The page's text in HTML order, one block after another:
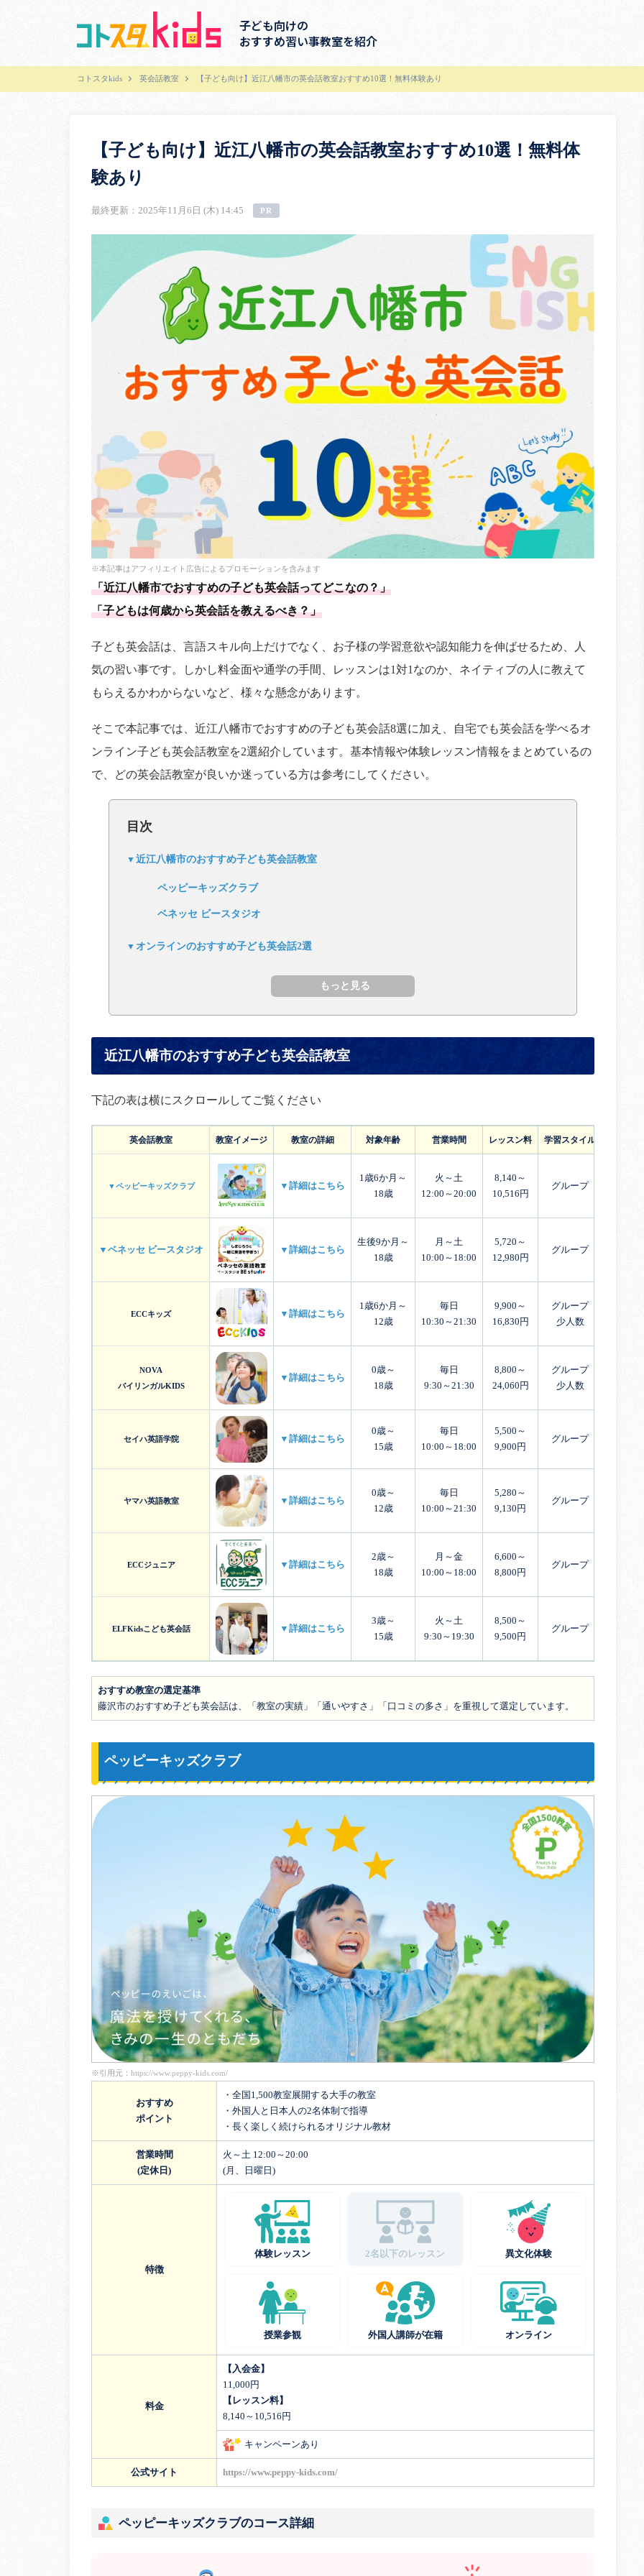
子ども向けの
おすすめ習い事教室を紹介
コトスタkids 英会話教室 【子ども向け】近江八幡市の英会話教室おすすめ10選！無料体験あり
【子ども向け】近江八幡市の英会話教室おすすめ10選！無料体
験あり
最終更新：2025年11月6日 (木) 14:45 PR
※本記事はアフィリエイト広告によるプロモーションを含みます
「近江八幡市でおすすめの子ども英会話ってどこなの？」
「子どもは何歳から英会話を教えるべき？」
子ども英会話は、言語スキル向上だけでなく、お子様の学習意欲や認知能力を伸ばせるため、人
気の習い事です。しかし料金面や通学の手間、レッスンは1対1なのか、ネイティブの人に教えて
もらえるかわからないなど、様々な懸念があります。
そこで本記事では、近江八幡市でおすすめの子ども英会話8選に加え、自宅でも英会話を学べるオ
ンライン子ども英会話教室を2選紹介しています。基本情報や体験レッスン情報をまとめているの
で、どの英会話教室が良いか迷っている方は参考にしてください。
目次
近江八幡市のおすすめ子ども英会話教室
ペッピーキッズクラブ
ベネッセ ビースタジオ
オンラインのおすすめ子ども英会話2選
近江八幡市のおすすめ子ども英会話教室
下記の表は横にスクロールしてご覧ください
英会話教室 教室イメージ 教室の詳細 対象年齢 営業時間 レッスン料 学習スタイル
▼ペッピーキッズクラブ ▼詳細はこちら
1歳6か月～
18歳
火～土
12:00～20:00
8,140～
10,516円
グループ
▼ベネッセ ビースタジオ ▼詳細はこちら
生後9か月～
18歳
月～土
10:00～18:00
5,720～
12,980円
グループ
ECCキッズ ▼詳細はこちら
1歳6か月～
12歳
毎日
10:30～21:30
9,900～
16,830円
グループ
少人数
NOVA
バイリンガルKIDS
▼詳細はこちら
0歳～
18歳
毎日
9:30～21:30
8,800～
24,060円
グループ
少人数
セイハ英語学院 ▼詳細はこちら
0歳～
15歳
毎日
10:00～18:00
5,500～
9,900円
グループ
ヤマハ英語教室 ▼詳細はこちら
0歳～
12歳
毎日
10:00～21:30
5,280～
9,130円
グループ
ECCジュニア ▼詳細はこちら
2歳～
18歳
月～金
10:00～18:00
6,600～
8,800円
グループ
ELFKidsこども英会話 ▼詳細はこちら
3歳～
15歳
火～土
9:30～19:30
8,500～
9,500円
グループ
おすすめ教室の選定基準
藤沢市のおすすめ子ども英会話は、「教室の実績」「通いやすさ」「口コミの多さ」を重視して選定しています。
ペッピーキッズクラブ
※引用元： https://www.peppy-kids.com/
おすすめ
ポイント
・全国1,500教室展開する大手の教室
・外国人と日本人の2名体制で指導
・長く楽しく続けられるオリジナル教材
営業時間
(定休日)
火～土 12:00～20:00
(月、日曜日)
特徴
体験レッスン 2名以下のレッスン 異文化体験
授業参観 外国人講師が在籍 オンライン
料金
【入会金】
11,000円
【レッスン料】
8,140～10,516円
キャンペーンあり
公式サイト https://www.peppy-kids.com/
ペッピーキッズクラブのコース詳細